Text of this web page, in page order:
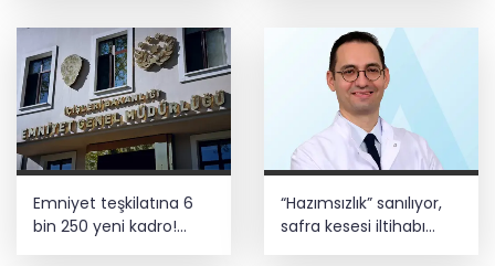
Emniyet teşkilatına 6
bin 250 yeni kadro!
“Hazımsızlık” sanılıyor,
safra kesesi iltihabı